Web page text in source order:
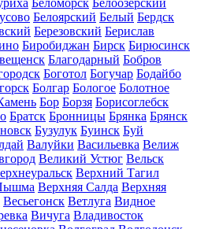
Беломорск Белоозёрский
Белоярский Белый Бердск
Березовский Берислав
Биробиджан Бирск Бирюсинск
Благодарный Бобров
Боготол Богучар Бодайбо
Болгар Бологое Болотное
Бор Борзя Борисоглебск
Братск Бронницы Брянка Брянск
Бузулук Буинск Буй
Валуйки Васильевка Велиж
Великий Устюг Вельск
Верхний Тагил
Верхняя Салда Верхняя
Весьегонск Ветлуга Видное
Вичуга Владивосток